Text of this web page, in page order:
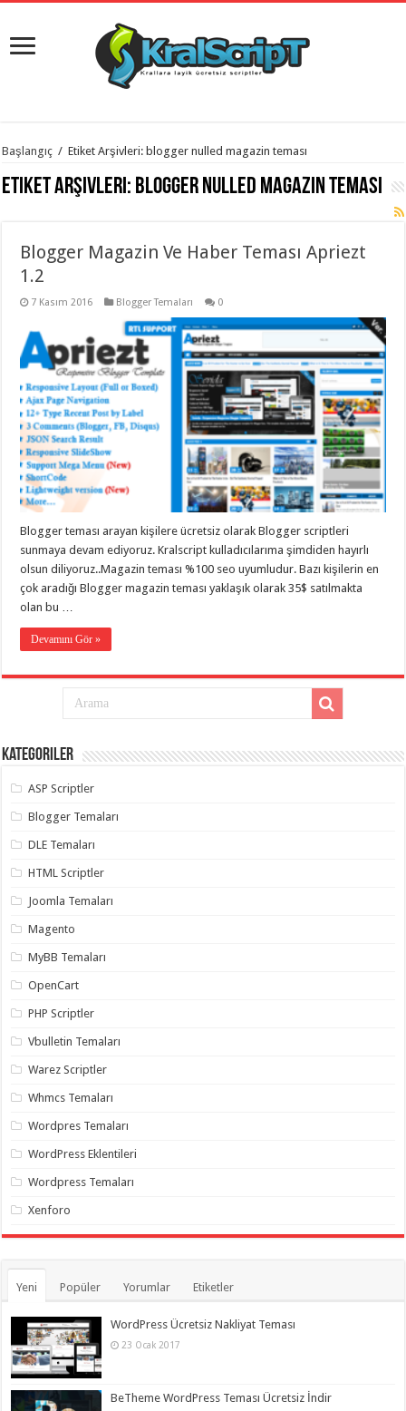
istanbul
evden
eve
gaziantep
evden
evden
taşımacılık
gaziantep
evden
taşımacılık,
evden
taşımacılık,
gaziantep
evden
taşımacılık,
gaziantep
evden
taşımacılık,
gaziantep
taşımacılık,
gaziantep
evden
taşımacılık,
evden
taşımacılık,
evden
eve
gaziantep
gaziantep
gaziantep
gaziantep
gaziantep
gaziantep
organizasyon
gaziantep
palyaço,
twitter
hilesi ,
twitter
takipçi
hilesi
instagram
takipçi
hilesi
Başlangıç / Etiket Arşivleri: blogger nulled magazin teması
Etiket Arşivleri: blogger nulled magazin teması
Blogger Magazin Ve Haber Teması Apriezt
1.2
7 Kasım 2016 Blogger Temaları 0
Blogger teması arayan kişilere ücretsiz olarak Blogger scriptleri
sunmaya devam ediyoruz. Kralscript kulladıcılarıma şimdiden hayırlı
olsun diliyoruz..Magazin teması %100 seo uyumludur. Bazı kişilerin en
çok aradığı Blogger magazin teması yaklaşık olarak 35$ satılmakta
olan bu …
Devamını Gör »
Kategoriler
ASP Scriptler
Blogger Temaları
DLE Temaları
HTML Scriptler
Joomla Temaları
Magento
MyBB Temaları
OpenCart
PHP Scriptler
Vbulletin Temaları
Warez Scriptler
Whmcs Temaları
Wordpres Temaları
WordPress Eklentileri
Wordpress Temaları
Xenforo
Yeni Popüler Yorumlar Etiketler
WordPress Ücretsiz Nakliyat Teması
23 Ocak 2017
BeTheme WordPress Teması Ücretsiz İndir